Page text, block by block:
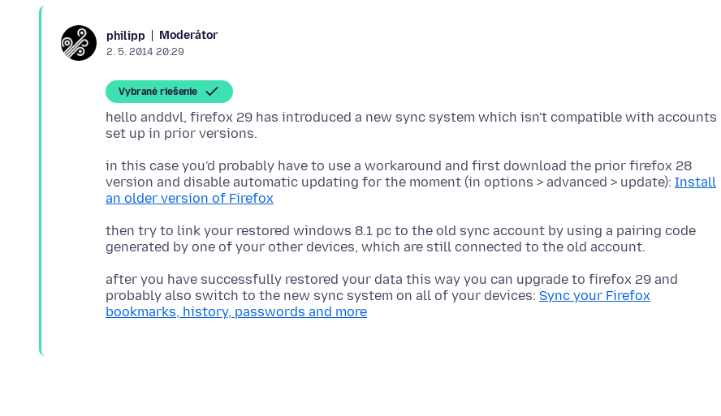
philipp Moderátor
2. 5. 2014 20:29
Vybrané riešenie
hello anddvl, firefox 29 has introduced a new sync system which isn't compatible with accounts
in this case you'd probably have to use a workaround and first download the prior firefox 28
version and disable automatic updating for the moment (in options > advanced > update): Install
an older version of Firefox
then try to link your restored windows 8.1 pc to the old sync account by using a pairing code
after you have successfully restored your data this way you can upgrade to firefox 29 and
probably also switch to the new sync system on all of your devices: Sync your Firefox
bookmarks, history, passwords and more